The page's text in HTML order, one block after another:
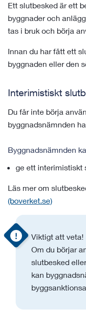
Ett slutbesked är ett
byggnader och
tas i bruk och börja
Innan du har fått ett
byggnaden eller den
Interimistiskt
Du får inte börja
byggnadsnämnden
Byggnadsnämnden
ge ett interimistiskt
Läs mer om
(boverket.se)
Viktigt att veta!
Om du börjar
slutbesked
kan